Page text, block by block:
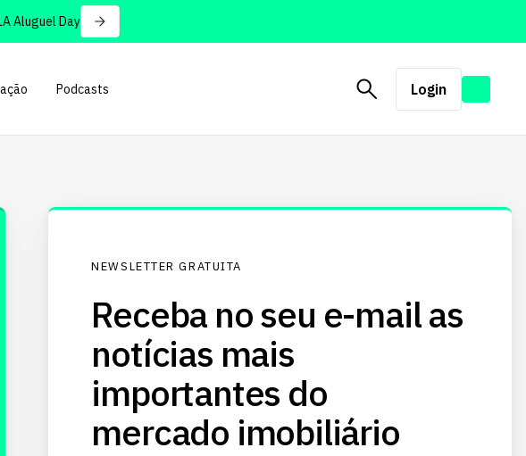
Aluguel Day
Podcasts Login
NEWSLETTER GRATUITA
Receba no seu e-mail as
notícias mais
importantes do
mercado imobiliário